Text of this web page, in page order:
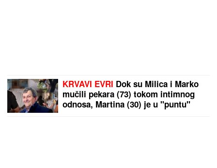
KRVAVI EVRI Dok su Milica i Marko
mučili pekara (73) tokom intimnog
odnosa, Martina (30) je u "puntu"